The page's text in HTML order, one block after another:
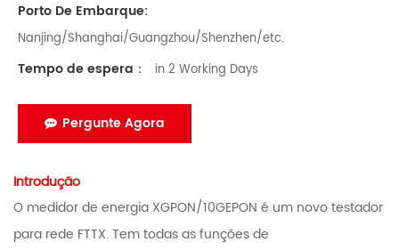
Porto De Embarque:
Nanjing/Shanghai/Guangzhou/Shenzhen/etc.
Tempo de espera： in 2 Working Days
Pergunte Agora
Introdução
O medidor de energia XGPON/10GEPON é um novo testador
para rede FTTX. Tem todas as funções de